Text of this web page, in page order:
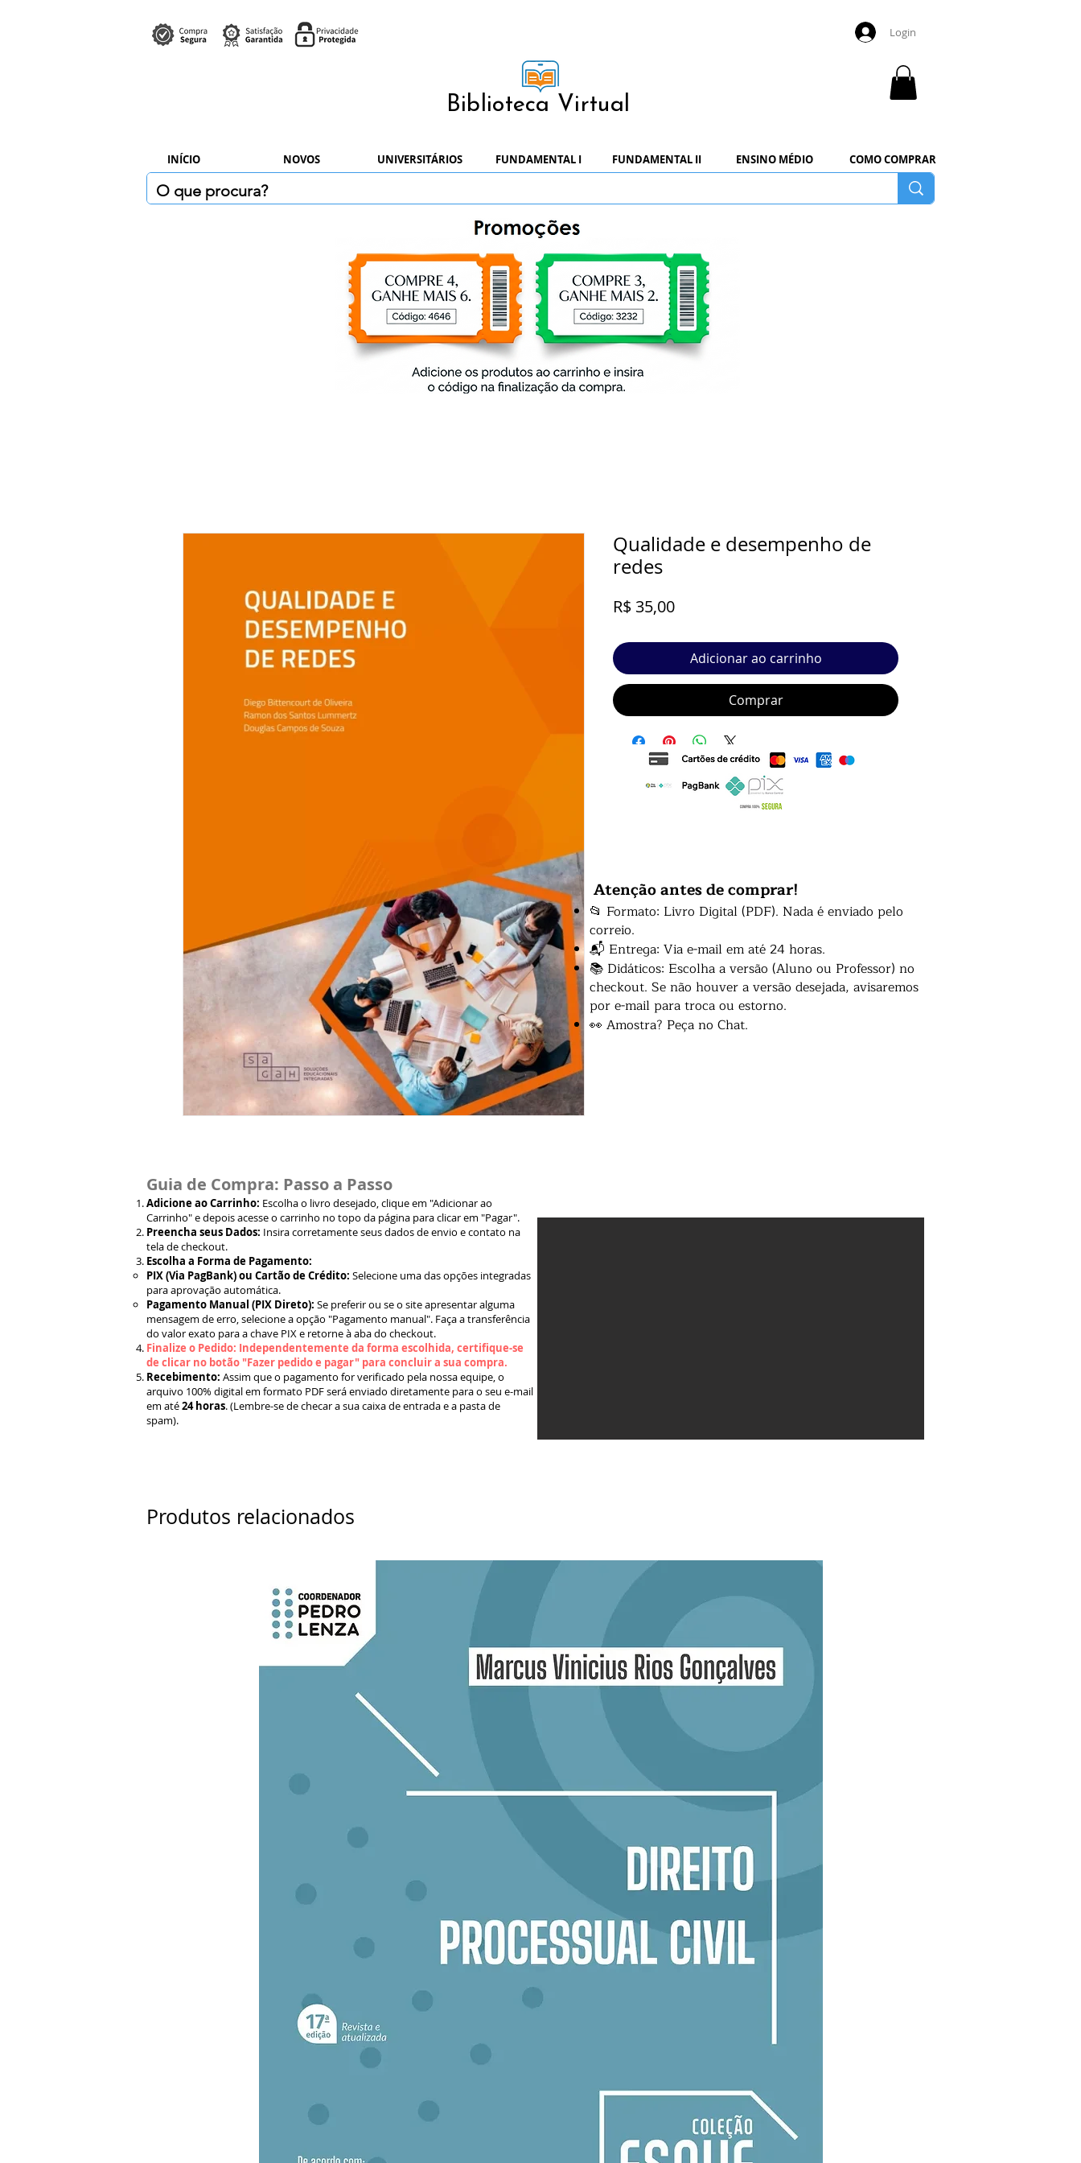
Login
Biblioteca Virtual
INÍCIO NOVOS UNIVERSITÁRIOS FUNDAMENTAL I FUNDAMENTAL II ENSINO MÉDIO COMO COMPRAR
Qualidade e desempenho de
redes
R$ 35,00Preço
Adicionar ao carrinho
Comprar
Atenção antes de comprar!
📂 Formato: Livro Digital (PDF). Nada é enviado pelo
correio.
📬 Entrega: Via e-mail em até 24 horas.
📚 Didáticos: Escolha a versão (Aluno ou Professor) no
checkout. Se não houver a versão desejada, avisaremos
por e-mail para troca ou estorno.
👀 Amostra? Peça no Chat.
Guia de Compra: Passo a Passo
Adicione ao Carrinho: Escolha o livro desejado, clique em "Adicionar ao
Carrinho" e depois acesse o carrinho no topo da página para clicar em "Pagar".
Preencha seus Dados: Insira corretamente seus dados de envio e contato na
tela de checkout.
Escolha a Forma de Pagamento:
PIX (Via PagBank) ou Cartão de Crédito: Selecione uma das opções integradas
para aprovação automática.
Pagamento Manual (PIX Direto): Se preferir ou se o site apresentar alguma
mensagem de erro, selecione a opção "Pagamento manual". Faça a transferência
do valor exato para a chave PIX e retorne à aba do checkout.
Finalize o Pedido: Independentemente da forma escolhida, certifique-se
de clicar no botão "Fazer pedido e pagar" para concluir a sua compra.
Recebimento: Assim que o pagamento for verificado pela nossa equipe, o
arquivo 100% digital em formato PDF será enviado diretamente para o seu e-mail
em até24 horas. (Lembre-se de checar a sua caixa de entrada e a pasta de
spam).
Produtos relacionados